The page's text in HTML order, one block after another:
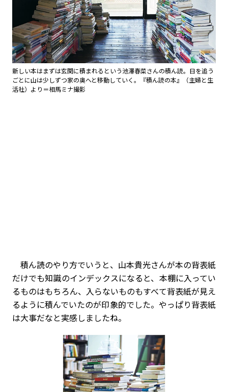
新しい本はまずは玄関に積まれるという池澤春菜さんの積ん読。日を追う
ごとに山は少しずつ家の奥へと移動していく。『積ん読の本』（主婦と生
活社）より＝相馬ミナ撮影
積ん読のやり方でいうと、山本貴光さんが本の背表紙
だけでも知識のインデックスになると、本棚に入ってい
るものはもちろん、入らないものもすべて背表紙が見え
るように積んでいたのが印象的でした。やっぱり背表紙
は大事だなと実感しましたね。